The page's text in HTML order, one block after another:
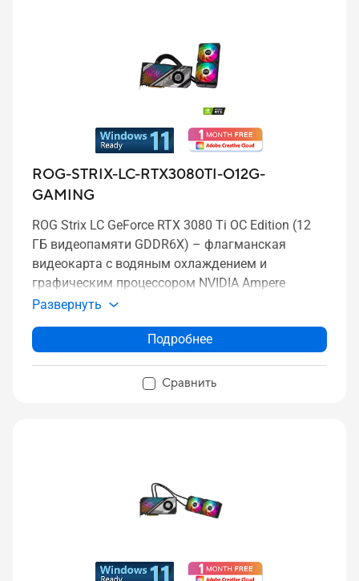
ROG-STRIX-LC-RTX3080TI-O12G-
GAMING
ROG Strix LC GeForce RTX 3080 Ti OC Edition (12
ГБ видеопамяти GDDR6X) – флагманская
видеокарта с водяным охлаждением и
графическим процессором NVIDIA Ampere
Развернуть
Подробнее
Сравнить